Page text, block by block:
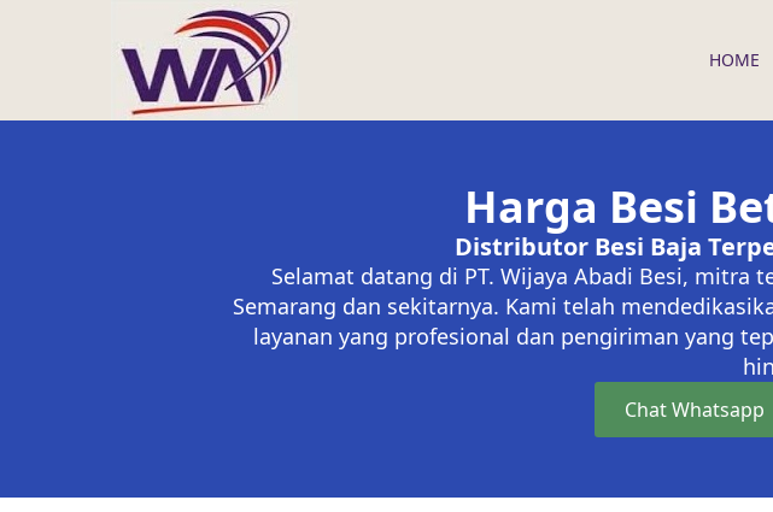
HOME
Harga Besi
Distributor Besi Baja
Selamat datang di PT. Wijaya Abadi Besi, mitra
Semarang dan sekitarnya. Kami telah
layanan yang profesional dan pengiriman yang
Chat Whatsapp